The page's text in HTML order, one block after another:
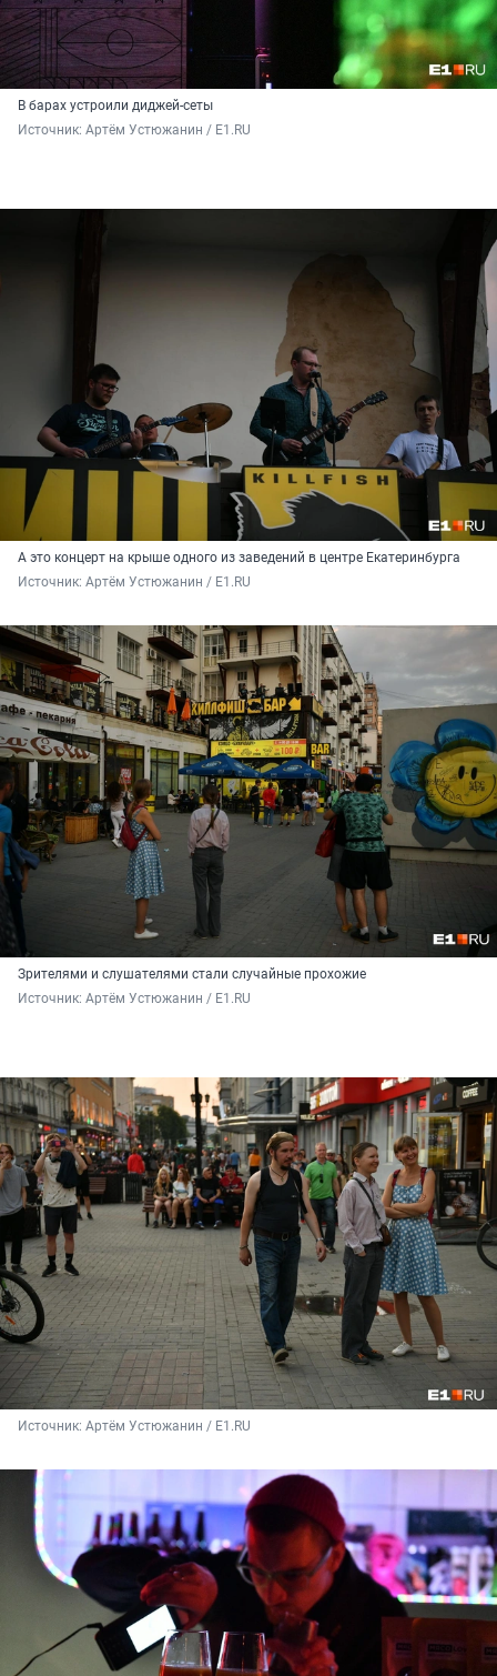
В барах устроили диджей-сеты
Источник: Артём Устюжанин / E1.RU
А это концерт на крыше одного из заведений в центре Екатеринбурга
Источник: Артём Устюжанин / E1.RU
Зрителями и слушателями стали случайные прохожие
Источник: Артём Устюжанин / E1.RU
Источник: Артём Устюжанин / E1.RU